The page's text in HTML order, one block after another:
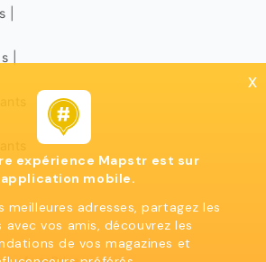
|
|
x
expérience Mapstr est sur
mobile.
meilleures adresses, partagez les
avec vos amis, découvrez les
de vos magazines et